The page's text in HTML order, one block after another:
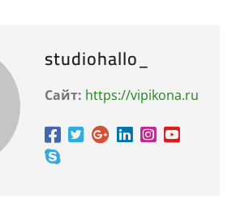
studiohallo_
Сайт: https://vipikona.ru